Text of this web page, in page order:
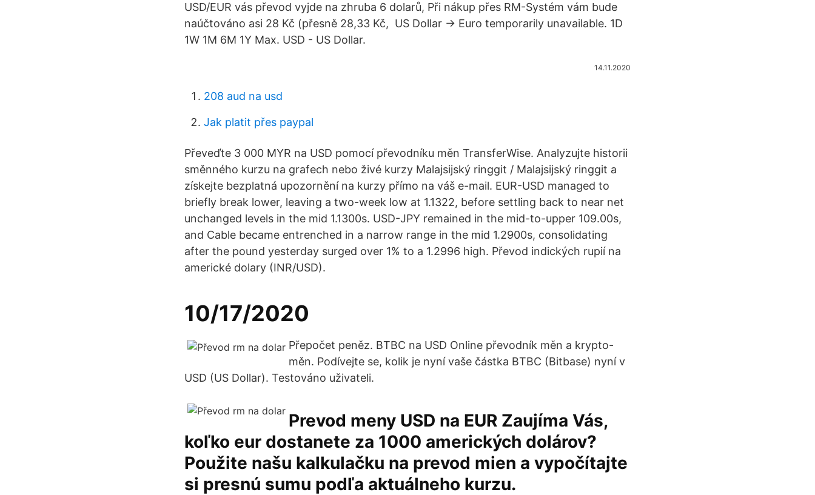
USD/EUR vás převod vyjde na zhruba 6 dolarů, Při nákup přes RM-Systém vám bude
naúčtováno asi 28 Kč (přesně 28,33 Kč, US Dollar → Euro temporarily unavailable. 1D
1W 1M 6M 1Y Max. USD - US Dollar.
14.11.2020
208 aud na usd
Jak platit přes paypal
Převeďte 3 000 MYR na USD pomocí převodníku měn TransferWise. Analyzujte historii
směnného kurzu na grafech nebo živé kurzy Malajsijský ringgit / Malajsijský ringgit a
získejte bezplatná upozornění na kurzy přímo na váš e-mail. EUR-USD managed to
briefly break lower, leaving a two-week low at 1.1322, before settling back to near net
unchanged levels in the mid 1.1300s. USD-JPY remained in the mid-to-upper 109.00s,
and Cable became entrenched in a narrow range in the mid 1.2900s, consolidating
after the pound yesterday surged over 1% to a 1.2996 high. Převod indických rupií na
americké dolary (INR/USD).
10/17/2020
Přepočet peněz. BTBC na USD Online převodník měn a krypto-
měn. Podívejte se, kolik je nyní vaše částka BTBC (Bitbase) nyní v
USD (US Dollar). Testováno uživateli.
Prevod meny USD na EUR Zaujíma Vás,
koľko eur dostanete za 1000 amerických dolárov?
Použite našu kalkulačku na prevod mien a vypočítajte
si presnú sumu podľa aktuálneho kurzu.